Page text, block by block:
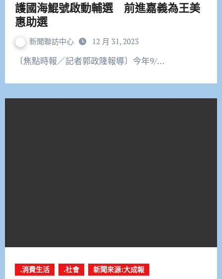
護國海鯤號啟動輔選 前進嘉義為王美
惠助選
新聞聯訪中心 12 月 31, 2023
〔焦點時報／記者郭政隆報導〕今年9/…
.消費生活 .社會 新聞來源:大成報